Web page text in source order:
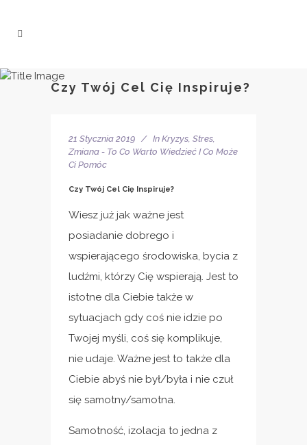
Czy Twój Cel Cię Inspiruje?
21 Stycznia 2019 In Kryzys, Stres,
Zmiana - To Co Warto Wiedzieć I Co Może
Ci Pomóc
Czy Twój Cel Cię Inspiruje?
Wiesz już jak ważne jest
posiadanie dobrego i
wspierającego środowiska, bycia z
ludźmi, którzy Cię wspierają. Jest to
istotne dla Ciebie także w
sytuacjach gdy coś nie idzie po
Twojej myśli, coś się komplikuje,
nie udaje. Ważne jest to także dla
Ciebie abyś nie był/była i nie czuł
się samotny/samotna.
Samotność, izolacja to jedna z